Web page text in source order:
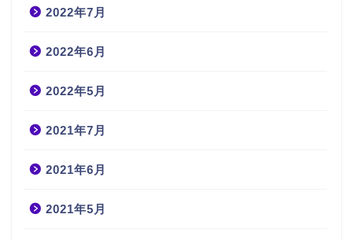
2022年7月
2022年6月
2022年5月
2021年7月
2021年6月
2021年5月